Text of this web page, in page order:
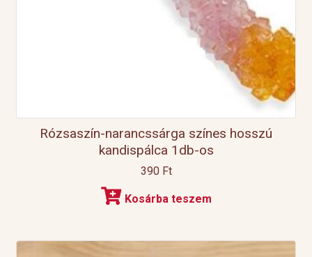
Rózsaszín-narancssárga színes hosszú
kandispálca 1db-os
390 Ft
Kosárba teszem